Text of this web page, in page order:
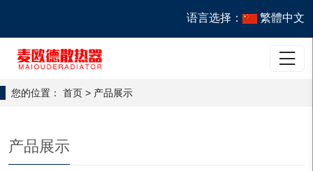
语言选择： 繁體中文

您的位置： 首页 > 产品展示
产品展示